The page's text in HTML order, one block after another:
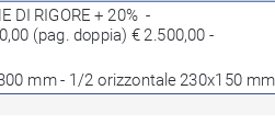
DI RIGORE + 20%  -
(pag. doppia) € 2.500,00 -
mm - 1/2 orizzontale 230x150 mm